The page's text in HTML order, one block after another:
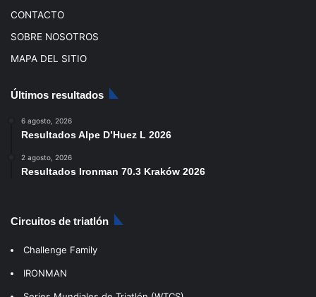
CONTACTO
SOBRE NOSOTROS
MAPA DEL SITIO
Últimos resultados
6 agosto, 2026
Resultados Alpe D’Huez L 2026
2 agosto, 2026
Resultados Ironman 70.3 Kraków 2026
Circuitos de triatlón
Challenge Family
IRONMAN